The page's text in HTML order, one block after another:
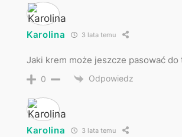
Karolina 3 lata temu
Jaki krem może jeszcze pasować do
0 Odpowiedz
Karolina 3 lata temu